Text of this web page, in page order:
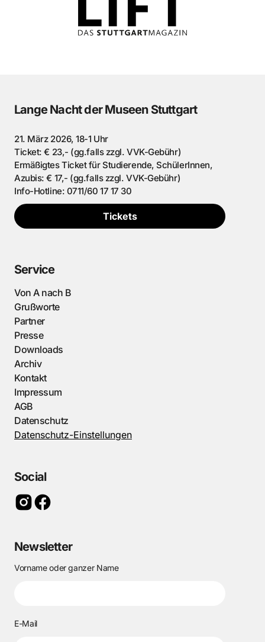
Lange Nacht der Museen Stuttgart
21. März 2026, 18-1 Uhr
Ticket: € 23,- (gg.falls zzgl. VVK-Gebühr)
Ermäßigtes Ticket für Studierende, SchülerInnen,
Azubis: € 17,- (gg.falls zzgl. VVK-Gebühr)
Info-Hotline: 0711/60 17 17 30
Tickets
Service
Von A nach B
Grußworte
Partner
Presse
Downloads
Archiv
Kontakt
Impressum
AGB
Datenschutz
Datenschutz-Einstellungen
Social
Newsletter
Vorname oder ganzer Name
E-Mail